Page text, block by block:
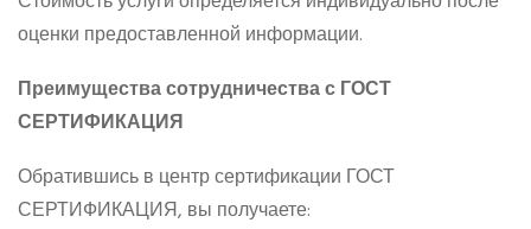
оценки предоставленной информации.
Преимущества сотрудничества с ГОСТ
СЕРТИФИКАЦИЯ
Обратившись в центр сертификации ГОСТ
СЕРТИФИКАЦИЯ, вы получаете: